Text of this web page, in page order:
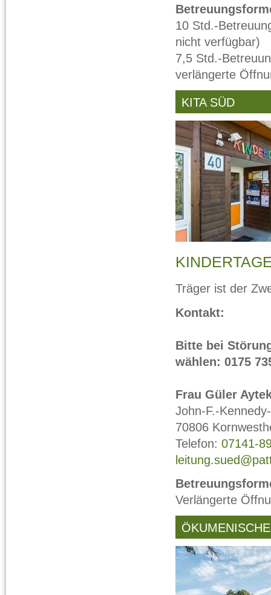
10 Std.-
nicht verfügbar)
7,5 Std.-
verlängerte
KITA SÜD
Träger ist der
Kontakt:
Bitte bei
wählen: 0175
Frau Güler
John-F.-
70806
Telefon: 07141-
Verlängerte